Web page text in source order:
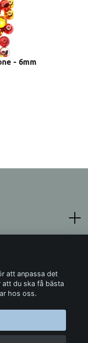
- 6mm
att anpassa det
du ska få bästa
hos oss.